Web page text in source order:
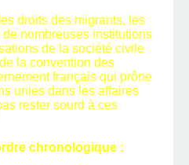
droits des migrants, les
nombreuses institutions
de la société civile
la convention des
français qui prône
unies dans les affaires
rester sourd à ces
chronologique :